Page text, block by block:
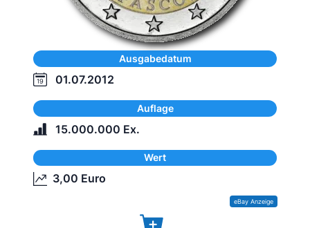
Ausgabedatum
01.07.2012
Auflage
15.000.000 Ex.
Wert
3,00 Euro